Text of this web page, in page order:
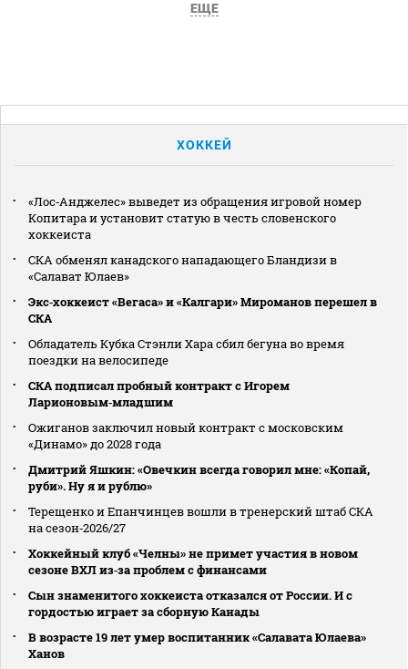
ЕЩЕ
ХОККЕЙ
«Лос‑Анджелес» выведет из обращения игровой номер
Копитара и установит статую в честь словенского
хоккеиста
СКА обменял канадского нападающего Бландизи в
«Салават Юлаев»
Экс‑хоккеист «Вегаса» и «Калгари» Мироманов перешел в
СКА
Обладатель Кубка Стэнли Хара сбил бегуна во время
поездки на велосипеде
СКА подписал пробный контракт с Игорем
Ларионовым‑младшим
Ожиганов заключил новый контракт с московским
«Динамо» до 2028 года
Дмитрий Яшкин: «Овечкин всегда говорил мне: «Копай,
руби». Ну я и рублю»
Терещенко и Епанчинцев вошли в тренерский штаб СКА
на сезон‑2026/27
Хоккейный клуб «Челны» не примет участия в новом
сезоне ВХЛ из‑за проблем с финансами
Сын знаменитого хоккеиста отказался от России. И с
гордостью играет за сборную Канады
В возрасте 19 лет умер воспитанник «Салавата Юлаева»
Ханов